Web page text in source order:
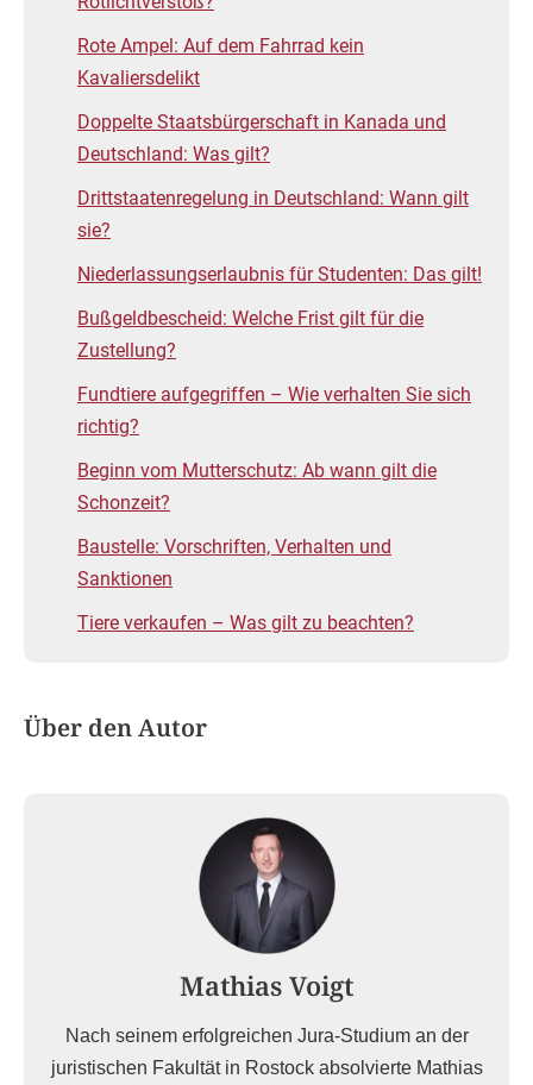
Rote Ampel: Auf dem Fahrrad kein
Kavaliersdelikt
Doppelte Staatsbürgerschaft in Kanada und
Deutschland: Was gilt?
Drittstaatenregelung in Deutschland: Wann gilt
sie?
Niederlassungserlaubnis für Studenten: Das gilt!
Bußgeldbescheid: Welche Frist gilt für die
Zustellung?
Fundtiere aufgegriffen – Wie verhalten Sie sich
richtig?
Beginn vom Mutterschutz: Ab wann gilt die
Schonzeit?
Baustelle: Vorschriften, Verhalten und
Sanktionen
Tiere verkaufen – Was gilt zu beachten?
Über den Autor
Mathias Voigt
Nach seinem erfolgreichen Jura-Studium an der
juristischen Fakultät in Rostock absolvierte Mathias